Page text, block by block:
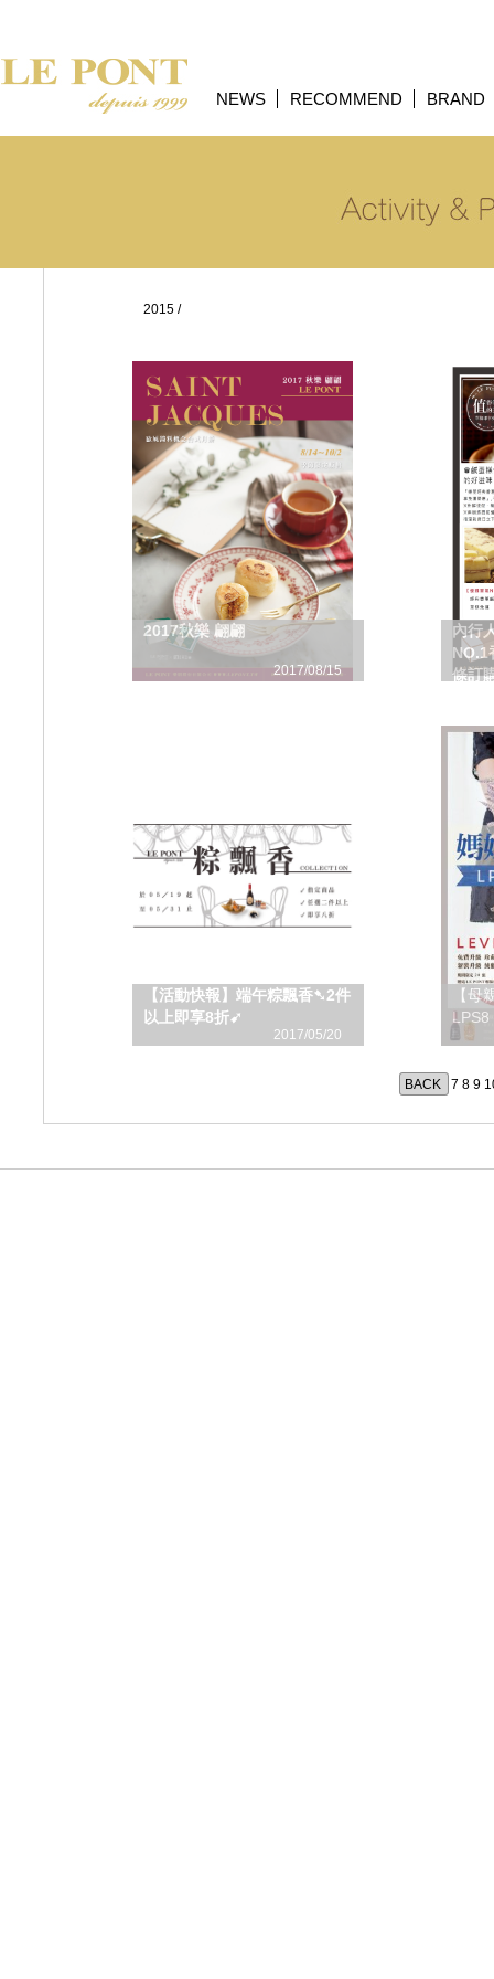
NEWS RECOMMEND BRAND
2015 /
2017秋樂 翩翩
2017/08/15
內行
NO.1
條訂
【活動快報】端午粽飄香➷2件
以上即享8折➹
2017/05/20
【母
BACK 7 8 9